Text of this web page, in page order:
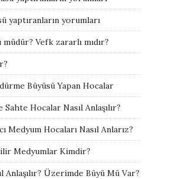
yaptıranların yorumları
Vefk zararlı mıdır?
Büyüsü Yapan Hocalar
Sahte Hocalar Nasıl Anlaşılır?
Medyum Hocaları Nasıl Anlarız?
Medyumlar Kimdir?
Anlaşılır? Üzerimde Büyü Mü Var?